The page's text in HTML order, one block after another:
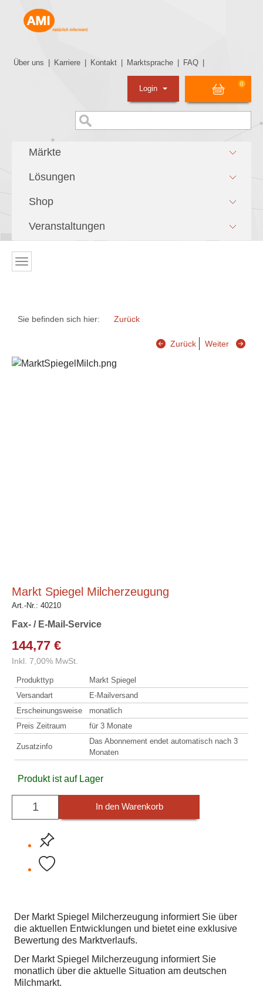
Über uns Karriere Kontakt Marktsprache FAQ
0
Login
Märkte
Lösungen
Shop
Veranstaltungen
Sie befinden sich hier: Zurück
Zurück Weiter
Markt Spiegel Milcherzeugung
Art.-Nr.: 40210
Fax- / E-Mail-Service
144,77 €
Inkl. 7,00% MwSt.
Produkttyp
Markt Spiegel
Versandart
E-Mailversand
Erscheinungsweise
monatlich
Preis Zeitraum
für 3 Monate
Zusatzinfo
Das Abonnement endet automatisch nach 3
Monaten
Produkt ist auf Lager
In den Warenkorb
Der Markt Spiegel Milcherzeugung informiert Sie über
die aktuellen Entwicklungen und bietet eine exklusive
Bewertung des Marktverlaufs.
Der Markt Spiegel Milcherzeugung informiert Sie
monatlich über die aktuelle Situation am deutschen
Milchmarkt.